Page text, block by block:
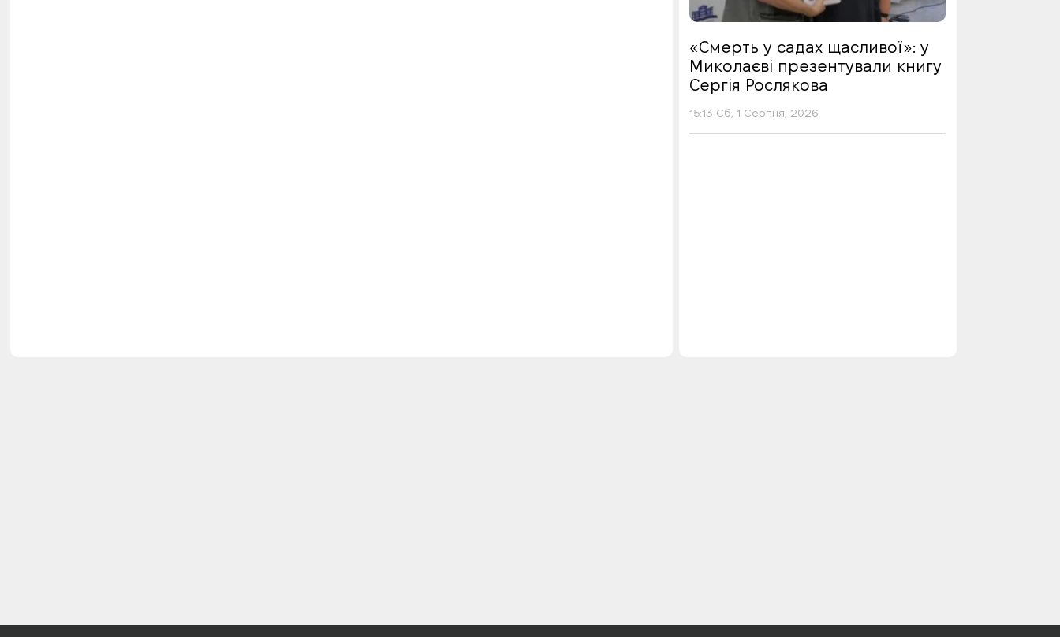
«Смерть у садах щасливої»: у
Миколаєві презентували книгу
Сергія Рослякова
15:13 Сб, 1 Серпня, 2026